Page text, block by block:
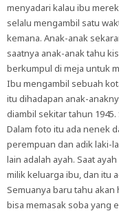
menyadari kalau ibu
selalu mengambil satu
kemana. Anak-anak
saatnya anak-anak tahu
berkumpul di meja untuk
Ibu mengambil sebuah
itu dihadapan anak-
diambil sekitar tahun
Dalam foto itu ada nenek
perempuan dan adik laki-
lain adalah ayah. Saat
milik keluarga ibu, dan itu
Semuanya baru tahu
bisa memasak soba yang